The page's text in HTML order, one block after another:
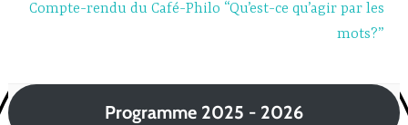
Compte-rendu du Café-Philo “Qu’est-ce qu’agir par les
mots?”
Programme 2025 - 2026